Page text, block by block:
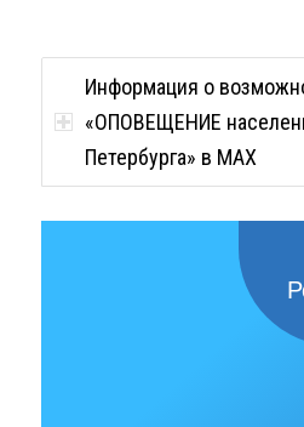
Информация о
«ОПОВЕЩЕНИЕ
Петербурга» в MAX